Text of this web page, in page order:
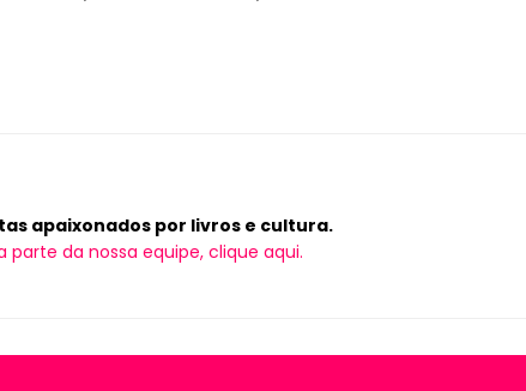
apaixonados por livros e cultura.
parte da nossa equipe, clique aqui.